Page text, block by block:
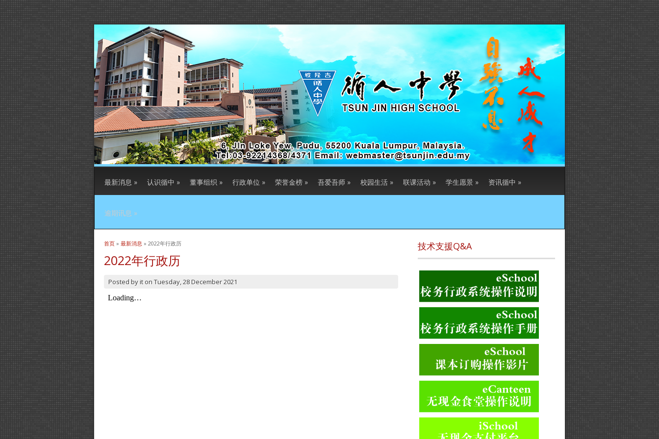
最新消息 » 认识循中 » 董事组织 » 行政单位 » 荣誉金榜 » 吾爱吾师 » 校园生活 » 联课活动 » 学生愿景 » 资讯循中 »
逾期讯息 »
当前位置
首页 » 最新消息 » 2022年行政历
2022年行政历
Posted byit on Tuesday, 28 December 2021
技术支援Q&A